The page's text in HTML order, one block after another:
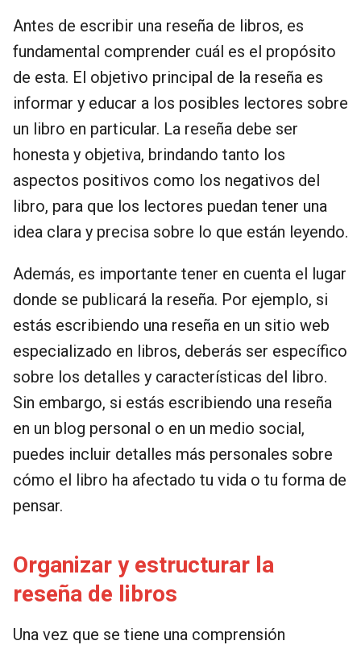
Antes de escribir una reseña de libros, es
fundamental comprender cuál es el propósito
de esta. El objetivo principal de la reseña es
informar y educar a los posibles lectores sobre
un libro en particular. La reseña debe ser
honesta y objetiva, brindando tanto los
aspectos positivos como los negativos del
libro, para que los lectores puedan tener una
idea clara y precisa sobre lo que están leyendo.
Además, es importante tener en cuenta el lugar
donde se publicará la reseña. Por ejemplo, si
estás escribiendo una reseña en un sitio web
especializado en libros, deberás ser específico
sobre los detalles y características del libro.
Sin embargo, si estás escribiendo una reseña
en un blog personal o en un medio social,
puedes incluir detalles más personales sobre
cómo el libro ha afectado tu vida o tu forma de
pensar.
Organizar y estructurar la
reseña de libros
Una vez que se tiene una comprensión